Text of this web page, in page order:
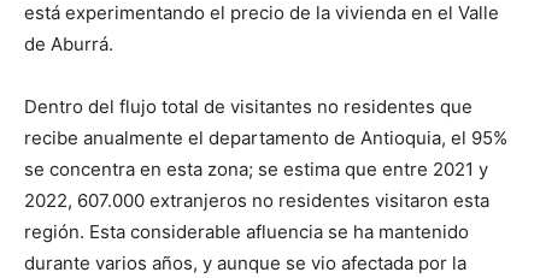
está experimentando el precio de la vivienda en el Valle
de Aburrá.
Dentro del flujo total de visitantes no residentes que
recibe anualmente el departamento de Antioquia, el 95%
se concentra en esta zona; se estima que entre 2021 y
2022, 607.000 extranjeros no residentes visitaron esta
región. Esta considerable afluencia se ha mantenido
durante varios años, y aunque se vio afectada por la